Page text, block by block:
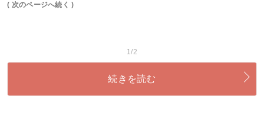
( 次のページへ続く )
1/2
続きを読む